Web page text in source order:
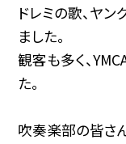
ドレミの歌、ヤ
ました。
観客も多く、
た。
吹奏楽部の皆さん